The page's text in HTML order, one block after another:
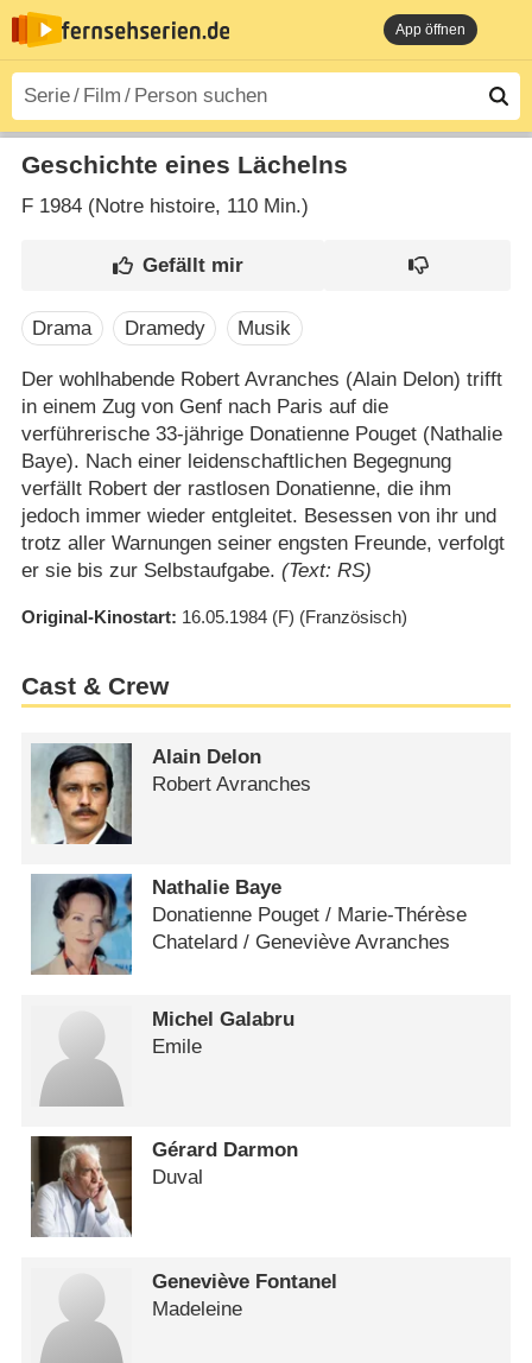
App öffnen
Geschichte eines Lächelns
F1984 (Notre histoire‎, 110 Min.)
Drama Dramedy Musik
Der wohlhabende Robert Avranches (Alain Delon) trifft
in einem Zug von Genf nach Paris auf die
verführerische 33-jährige Donatienne Pouget (Nathalie
Baye). Nach einer leidenschaftlichen Begegnung
verfällt Robert der rastlosen Donatienne, die ihm
jedoch immer wieder entgleitet. Besessen von ihr und
trotz aller Warnungen seiner engsten Freunde, verfolgt
er sie bis zur Selbstaufgabe. (Text: RS)
Original-Kinostart 16.05.1984 (F) (Französisch)
Cast & Crew
Alain Delon
Robert Avranches
Nathalie Baye
Donatienne Pouget /​ Marie-Thérèse
Chatelard /​ Geneviève Avranches
Michel Galabru
Emile
Gérard Darmon
Duval
Geneviève Fontanel
Madeleine